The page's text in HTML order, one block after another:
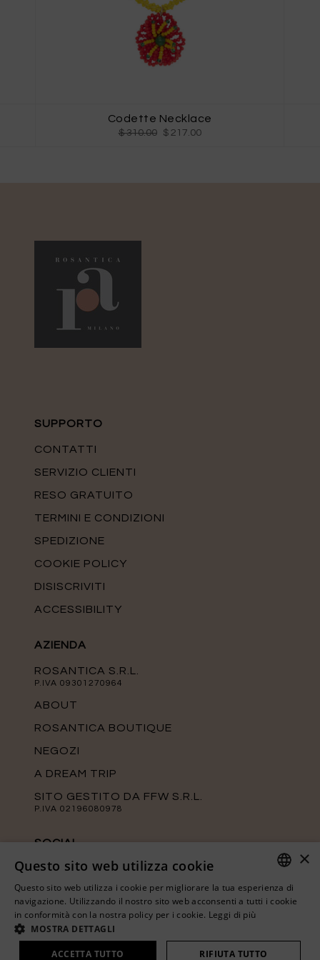
Codette Necklace
$ 310.00 $ 217.00
SUPPORTO
CONTATTI
SERVIZIO CLIENTI
RESO GRATUITO
TERMINI E CONDIZIONI
SPEDIZIONE
COOKIE POLICY
DISISCRIVITI
ACCESSIBILITY
AZIENDA
ROSANTICA S.R.L.
P.IVA 09301270964
ABOUT
ROSANTICA BOUTIQUE
NEGOZI
A DREAM TRIP
SITO GESTITO DA FFW S.R.L.
P.IVA 02196080978
SOCIAL
Tieniti aggiornato sulle ultime novità di
ufficiali.
ITALIAN
×
Questo sito web utilizza cookie
Questo sito web utilizza i cookie per migliorare la tua esperienza di
navigazione. Utilizzando il nostro sito web acconsenti a tutti i cookie
in conformità con la nostra policy per i cookie. Leggi di più
MOSTRA DETTAGLI
ACCETTA TUTTO RIFIUTA TUTTO